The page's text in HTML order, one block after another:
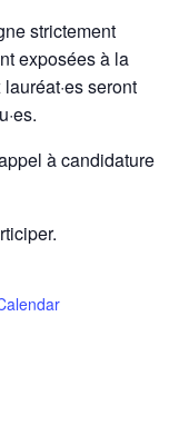
strictement
exposées à la
seront
à candidature